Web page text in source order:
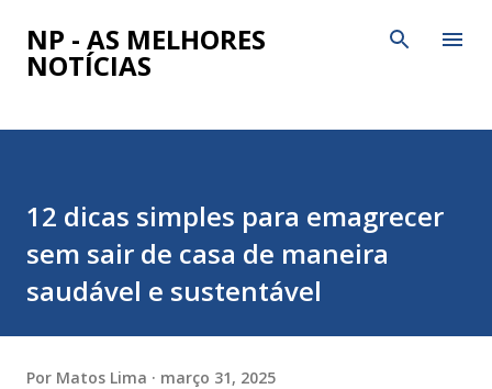
Pular para o conteúdo principal
NP - AS MELHORES
NOTÍCIAS
12 dicas simples para emagrecer
sem sair de casa de maneira
saudável e sustentável
Por Matos Lima março 31, 2025